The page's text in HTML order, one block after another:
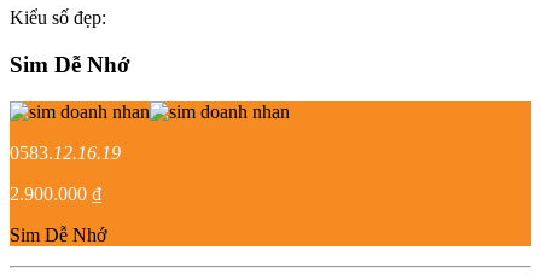
Kiểu số đẹp:
Sim Dễ Nhớ
0583.12.16.19
2.900.000 ₫
Sim Dễ Nhớ